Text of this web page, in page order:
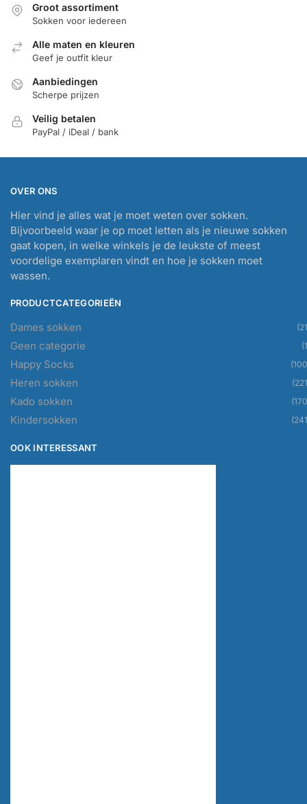
Groot assortiment
Sokken voor iedereen
Alle maten en kleuren
Geef je outfit kleur
Aanbiedingen
Scherpe prijzen
Veilig betalen
PayPal / iDeal / bank
OVER ONS
Hier vind je alles wat je moet weten over sokken.
Bijvoorbeeld waar je op moet letten als je nieuwe sokken
gaat kopen, in welke winkels je de leukste of meest
voordelige exemplaren vindt en hoe je sokken moet
wassen.
PRODUCTCATEGORIEËN
Dames sokken
Geen categorie
Happy Socks
Heren sokken
Kado sokken
Kindersokken
OOK INTERESSANT